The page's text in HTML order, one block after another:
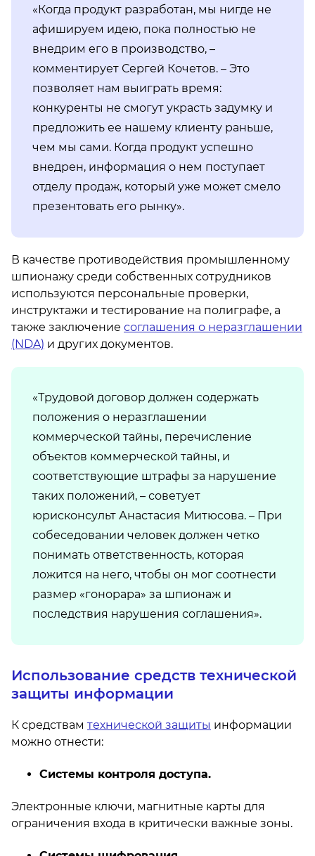
«Когда продукт разработан, мы нигде не
афишируем идею, пока полностью не
внедрим его в производство, –
комментирует Сергей Кочетов. – Это
позволяет нам выиграть время:
конкуренты не смогут украсть задумку и
предложить ее нашему клиенту раньше,
чем мы сами. Когда продукт успешно
внедрен, информация о нем поступает
отделу продаж, который уже может смело
презентовать его рынку».
В качестве противодействия промышленному
шпионажу среди собственных сотрудников
используются персональные проверки,
инструктажи и тестирование на полиграфе, а
также заключение соглашения о неразглашении
(NDA) и других документов.
«Трудовой договор должен содержать
положения о неразглашении
коммерческой тайны, перечисление
объектов коммерческой тайны, и
соответствующие штрафы за нарушение
таких положений, – советует
юрисконсульт Анастасия Митюсова. – При
собеседовании человек должен четко
понимать ответственность, которая
ложится на него, чтобы он мог соотнести
размер «гонорара» за шпионаж и
последствия нарушения соглашения».
Использование средств технической
защиты информации
К средствам технической защиты информации
можно отнести:
Системы контроля доступа.
Электронные ключи, магнитные карты для
ограничения входа в критически важные зоны.